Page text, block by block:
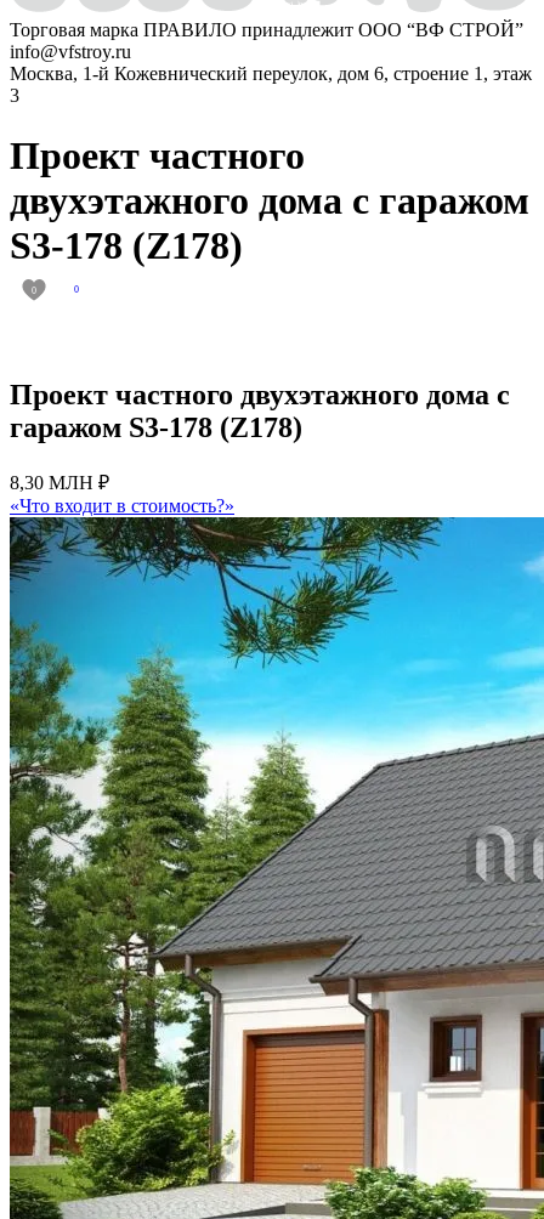
Торговая марка ПРАВИЛО принадлежит ООО “ВФ СТРОЙ”
info@vfstroy.ru
Москва, 1-й Кожевнический переулок, дом 6, строение 1, этаж
3
Проект частного
двухэтажного дома с гаражом
S3-178 (Z178)
0 0
Проект частного двухэтажного дома с
гаражом S3-178 (Z178)
8,30 МЛН ₽
«Что входит в стоимость?»